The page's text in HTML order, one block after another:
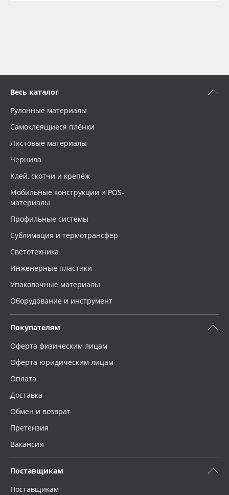
Весь каталог
Рулонные материалы
Самоклеящиеся плёнки
Листовые материалы
Чернила
Клей, скотчи и крепёж
Мобильные конструкции и POS-
материалы
Профильные системы
Сублимация и термотрансфер
Светотехника
Инженерные пластики
Упаковочные материалы
Оборудование и инструмент
Покупателям
Оферта физическим лицам
Оферта юридическим лицам
Оплата
Доставка
Обмен и возврат
Претензия
Вакансии
Поставщикам
Поставщикам